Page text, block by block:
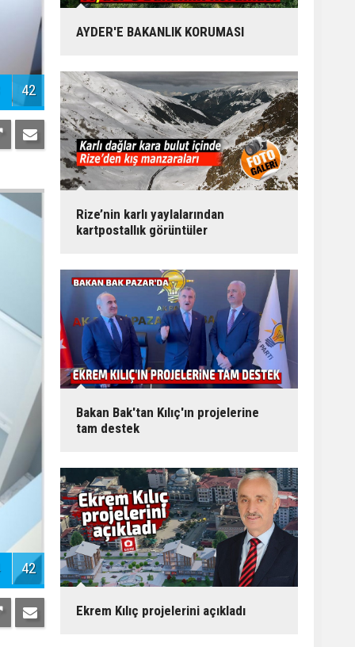
42
42
AYDER'E BAKANLIK KORUMASI
Rize’nin karlı yaylalarından
kartpostallık görüntüler
Bakan Bak'tan Kılıç'ın projelerine
tam destek
Ekrem Kılıç projelerini açıkladı